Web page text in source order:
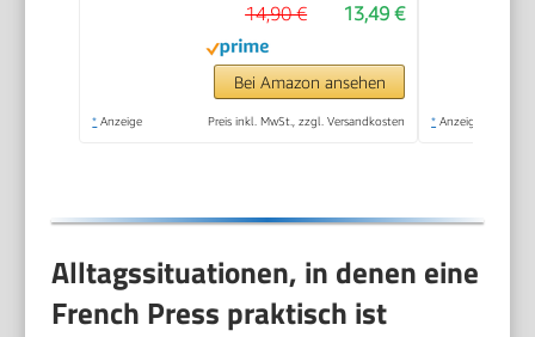
Edelstahl -
Spülmaschinenfest -
Made in Portugal
13,49 €
14,90 €
Bei Amazon ansehen
* Anzeige Preis inkl. MwSt., zzgl. Versandkosten * Anzeige
Alltagssituationen, in denen eine
French Press praktisch ist